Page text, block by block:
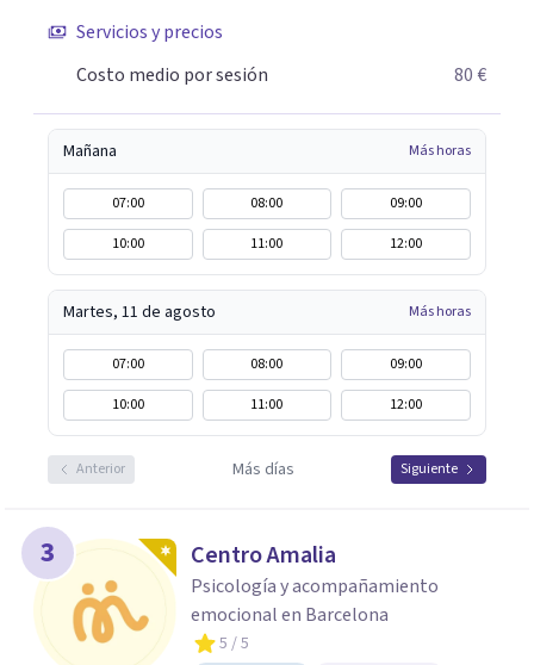
Servicios y precios
Costo medio por sesión
80 €
Mañana Más horas
07:00 08:00
09:00
10:00
11:00 12:00
Martes, 11 de agosto Más horas
07:00 08:00
09:00
10:00
11:00 12:00
Anterior Más días Siguiente
3 Centro Amalia
Psicología y acompañamiento
emocional en Barcelona
5 / 5